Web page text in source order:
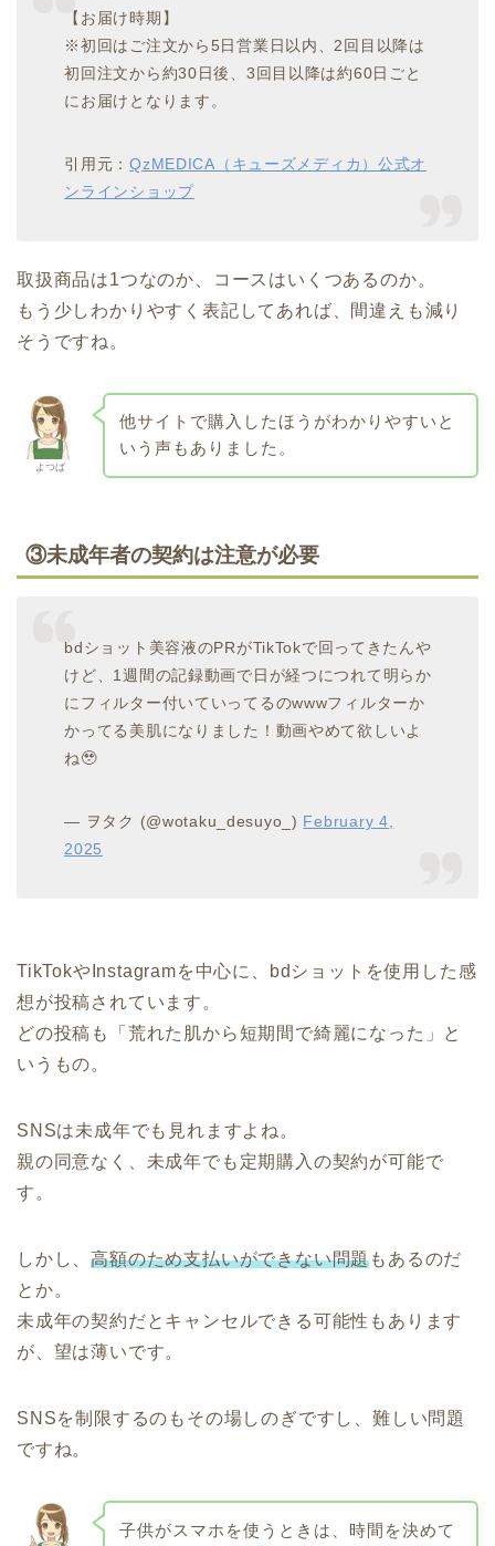
【お届け時期】
※初回はご注文から5日営業日以内、2回目以降は
初回注文から約30日後、3回目以降は約60日ごと
にお届けとなります。
引用元：QzMEDICA（キューズメディカ）公式オ
ンラインショップ
取扱商品は1つなのか、コースはいくつあるのか。
もう少しわかりやすく表記してあれば、間違えも減り
そうですね。
よつば
他サイトで購入したほうがわかりやすいと
いう声もありました。
③未成年者の契約は注意が必要
bdショット美容液のPRがTikTokで回ってきたんや
けど、1週間の記録動画で日が経つにつれて明らか
にフィルター付いていってるのwwwフィルターか
かってる美肌になりました！動画やめて欲しいよ
ね🥹
— ヲタク (@wotaku_desuyo_) February 4,
2025
TikTokやInstagramを中心に、bdショットを使用した感
想が投稿されています。
どの投稿も「荒れた肌から短期間で綺麗になった」と
いうもの。
SNSは未成年でも見れますよね。
親の同意なく、未成年でも定期購入の契約が可能で
す。
しかし、高額のため支払いができない問題もあるのだ
とか。
未成年の契約だとキャンセルできる可能性もあります
が、望は薄いです。
SNSを制限するのもその場しのぎですし、難しい問題
ですね。
子供がスマホを使うときは、時間を決めて